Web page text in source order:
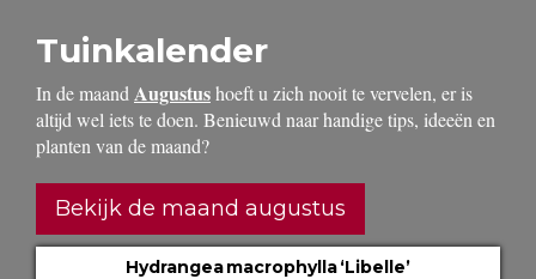
Tuinkalender
In de maand Augustushoeft u zich nooit te vervelen, er is
altijd wel iets te doen. Benieuwd naar handige tips, ideeën en
planten van de maand?
Bekijk de maand augustus
Hydrangea macrophylla ‘Libelle’